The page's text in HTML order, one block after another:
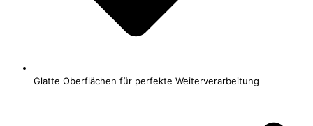
Glatte Oberflächen für perfekte Weiterverarbeitung